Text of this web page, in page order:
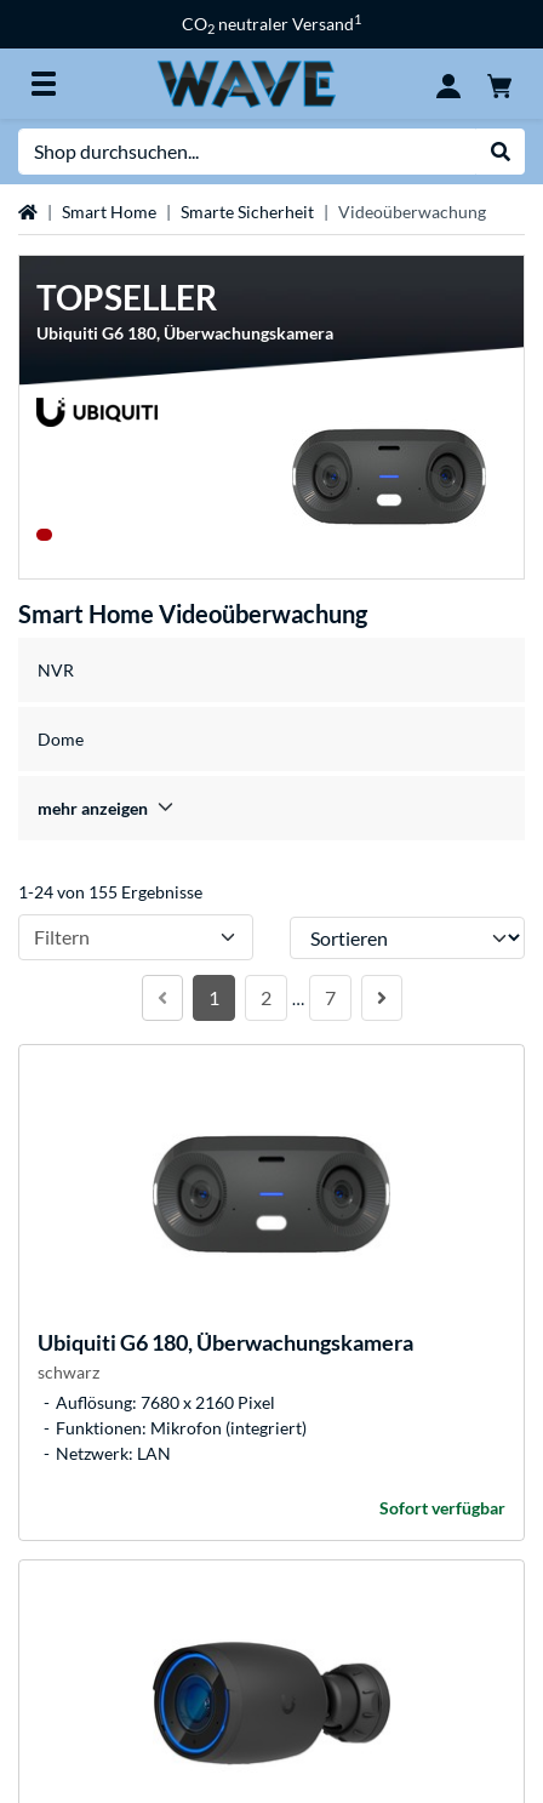
CO2 neutraler Versand1
StartseiteSmart Home Smarte Sicherheit Videoüberwachung
TOPSELLER
Ubiquiti G6 180, Überwachungskamera
Smart Home Videoüberwachung
NVR
Dome
mehr anzeigen
1-24 von 155 Ergebnisse
Filtern Sortieren
1 2 … 7
UbiquitiG6 180, Überwachungskamera
schwarz
Auflösung: 7680 x 2160 Pixel
Funktionen: Mikrofon (integriert)
Netzwerk: LAN
Sofort verfügbar